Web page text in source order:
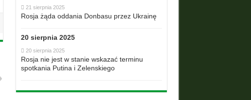
21 sierpnia 2025
Rosja żąda oddania Donbasu przez Ukrainę
20 sierpnia 2025
20 sierpnia 2025
Rosja nie jest w stanie wskazać terminu
spotkania Putina i Zelenskiego